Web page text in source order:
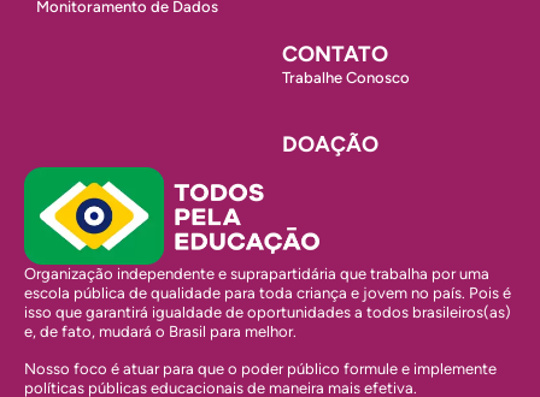
Monitoramento de Dados
CONTATO
Trabalhe Conosco
DOAÇÃO
Organização independente e suprapartidária que trabalha por uma
escola pública de qualidade para toda criança e jovem no país. Pois é
isso que garantirá igualdade de oportunidades a todos brasileiros(as)
e, de fato, mudará o Brasil para melhor.
Nosso foco é atuar para que o poder público formule e implemente
políticas públicas educacionais de maneira mais efetiva.